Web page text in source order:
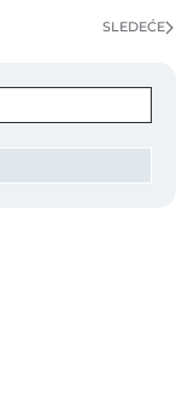
SLEDEĆE